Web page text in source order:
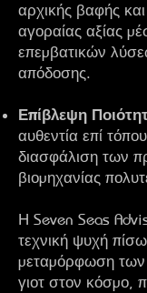
αρχικής βαφής
αγοραίας αξίας
επεμβατικών
απόδοσης.
Επίβλεψη
αυθεντία επί
διασφάλιση των
βιομηχανίας
Η Seven Seas
τεχνική ψυχή
μεταμόρφωση των
γιοτ στον κόσμο,